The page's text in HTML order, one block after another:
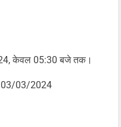
केवल 05:30 बजे तक।
03/03/2024